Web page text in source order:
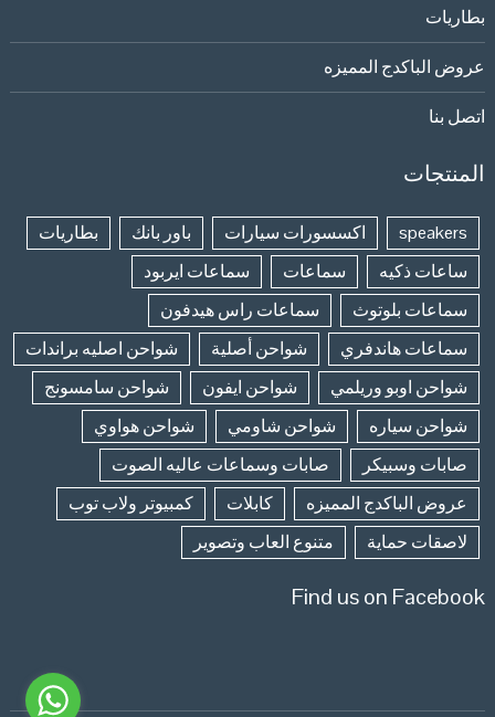
بطاريات
عروض الباكدج المميزه
اتصل بنا
المنتجات
speakers اكسسورات سيارات باور بانك
بطاريات
ساعات ذكيه
سماعات
سماعات ايربود
سماعات بلوتوث
سماعات راس هيدفون
سماعات هاندفري
شواحن أصلية
شواحن اصليه براندات
شواحن اوبو وريلمي
شواحن ايفون
شواحن سامسونج
شواحن سياره
شواحن شاومي
شواحن هواوي
صابات وسبيكر
صابات وسماعات عاليه الصوت
عروض الباكدج المميزه
كابلات
كمبيوتر ولاب توب
لاصقات حماية
متنوع العاب وتصوير
Find us on Facebook